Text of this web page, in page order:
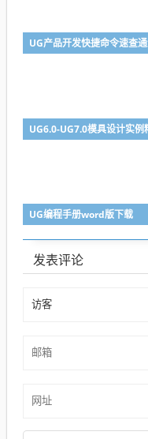
UG编程手册word版下载
发表评论